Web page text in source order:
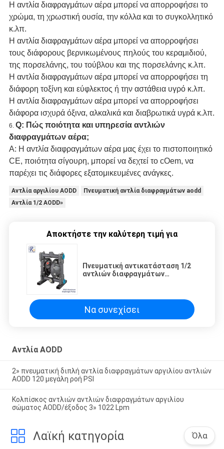
Η αντλία διαφραγμάτων αέρα μπορεί να απορροφήσει το
χρώμα, τη χρωστική ουσία, την κόλλα και το συγκολλητικό
κ.λπ.
Η αντλία διαφραγμάτων αέρα μπορεί να απορροφήσει
τους διάφορους βερνικωμένους πηλούς του κεραμιδιού,
της πορσελάνης, του τούβλου και της πορσελάνης κ.λπ.
Η αντλία διαφραγμάτων αέρα μπορεί να απορροφήσει τη
διάφορη τοξίνη και εύφλεκτος ή την αστάθεια υγρό κ.λπ.
Η αντλία διαφραγμάτων αέρα μπορεί να απορροφήσει
διάφορα ισχυρά όξινα, αλκαλικά και διαβρωτικά υγρά κ.λπ.
6. Q: Πώς ποιότητα και υπηρεσία αντλιών
διαφραγμάτων αέρα;
Α: Η αντλία διαφραγμάτων αέρα μας έχει το πιστοποιητικό
CE, ποιότητα σίγουρη, μπορεί να δεχτεί το cOem, να
παρέχει τις διάφορες εξατομικευμένες ανάγκες.
Αντλία αργιλίου AODD
Πνευματική αντλία διαφραγμάτων aodd
Αντλία 1/2 AODD»
Αποκτήστε την καλύτερη τιμή για
Πνευματική αντικατάσταση 1/2
αντλιών διαφραγμάτων
Να συνεχίσει
Αντλία AODD
2» πνευματική διπλή αντλία διαφραγμάτων αργιλίου αντλιών
AODD 120 μεγάλη ροή PSI
Κολπίσκος αντλιών αντλιών διαφραγμάτων αργιλίου
σώματος AODD/έξοδος 3» 1022 Lpm
Λαϊκή κατηγορία Όλα